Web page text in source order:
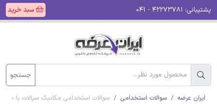
پشتیبانی: سبد خرید
جستجو
ایران عرضه سوالات استخدامی سوالات استخدامی مکانیک سیالات با جواب